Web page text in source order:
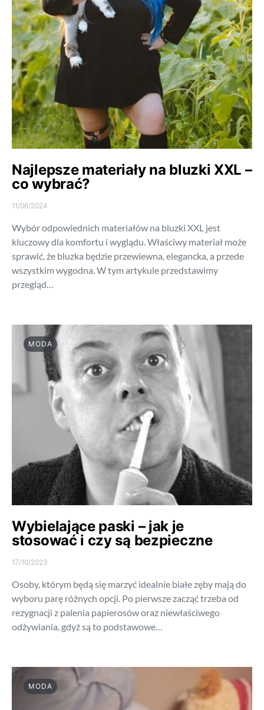
Najlepsze materiały na bluzki XXL –
co wybrać?
11/06/2024
Wybór odpowiednich materiałów na bluzki XXL jest
kluczowy dla komfortu i wyglądu. Właściwy materiał może
sprawić, że bluzka będzie przewiewna, elegancka, a przede
wszystkim wygodna. W tym artykule przedstawimy
przegląd…
MODA
Wybielające paski – jak je
stosować i czy są bezpieczne
17/10/2023
Osoby, którym będą się marzyć idealnie białe zęby mają do
wyboru parę różnych opcji. Po pierwsze zacząć trzeba od
rezygnacji z palenia papierosów oraz niewłaściwego
odżywiania, gdyż są to podstawowe…
MODA